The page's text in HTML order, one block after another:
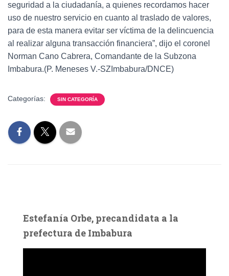
seguridad a la ciudadanía, a quienes recordamos hacer
uso de nuestro servicio en cuanto al traslado de valores,
para de esta manera evitar ser víctima de la delincuencia
al realizar alguna transacción financiera”, dijo el coronel
Norman Cano Cabrera, Comandante de la Subzona
Imbabura.(P. Meneses V.-SZImbabura/DNCE)
Categorías: SIN CATEGORÍA
Estefanía Orbe, precandidata a la
prefectura de Imbabura